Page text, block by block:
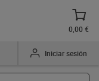
0,00 €
Iniciar sesión